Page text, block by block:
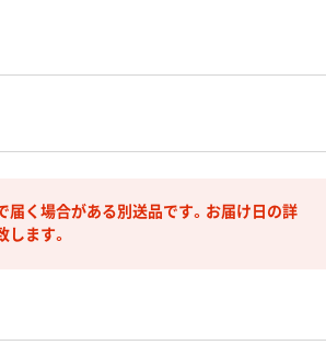
届く場合がある別送品です。お届け日の詳
ます。